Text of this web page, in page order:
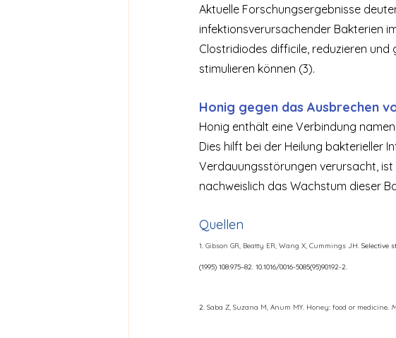
Aktuelle Forschungsergebnisse
infektionsverursachender Bakterien
Clostridiodes difficile, reduzieren
stimulieren können (3).
Honig gegen das Ausbrechen
Honig enthält eine Verbindung
Dies hilft bei der Heilung bakterieller
Verdauungsstörungen verursacht,
nachweislich das Wachstum dieser
Quellen
1. Gibson GR, Beatty ER, Wang X, Cummings JH. Selective
(1995) 108:975–82. 10.1016/0016-5085(95)90192-2.
2. Saba Z, Suzana M, Anum MY. Honey: food or medicine.